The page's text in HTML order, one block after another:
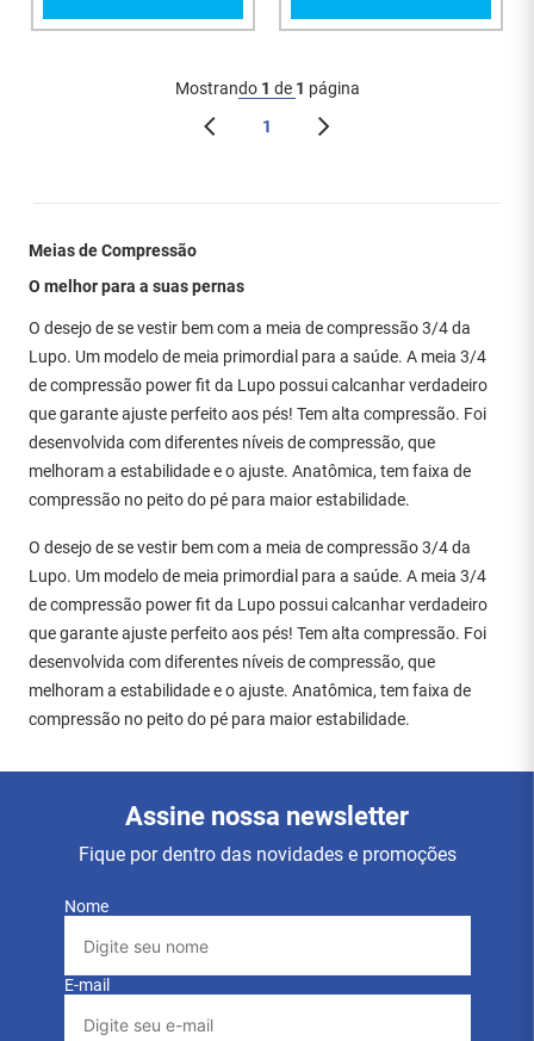
Mostrando 1 de 1 página
1
Meias de Compressão
O melhor para a suas pernas
O desejo de se vestir bem com a meia de compressão 3/4 da
Lupo. Um modelo de meia primordial para a saúde. A meia 3/4
de compressão power fit da Lupo possui calcanhar verdadeiro
que garante ajuste perfeito aos pés! Tem alta compressão. Foi
desenvolvida com diferentes níveis de compressão, que
melhoram a estabilidade e o ajuste. Anatômica, tem faixa de
compressão no peito do pé para maior estabilidade.
O desejo de se vestir bem com a meia de compressão 3/4 da
Lupo. Um modelo de meia primordial para a saúde. A meia 3/4
de compressão power fit da Lupo possui calcanhar verdadeiro
que garante ajuste perfeito aos pés! Tem alta compressão. Foi
desenvolvida com diferentes níveis de compressão, que
melhoram a estabilidade e o ajuste. Anatômica, tem faixa de
compressão no peito do pé para maior estabilidade.
Assine nossa newsletter
Fique por dentro das novidades e promoções
Nome
E-mail